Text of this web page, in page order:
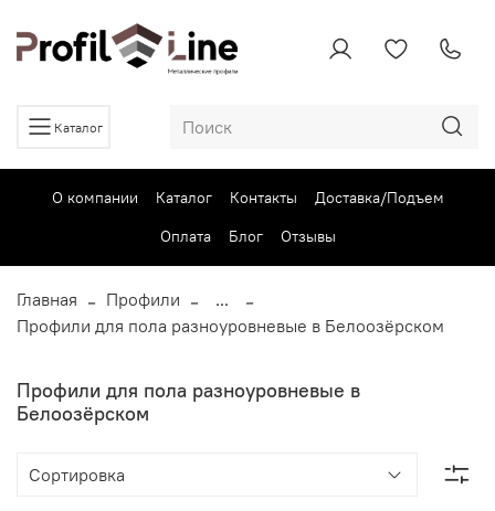
Каталог
О компании Каталог Контакты
Доставка/Подъем
Оплата
Блог Отзывы
Главная Профили
...
Профили для пола разноуровневые в Белоозёрском
Профили для пола разноуровневые в
Белоозёрском